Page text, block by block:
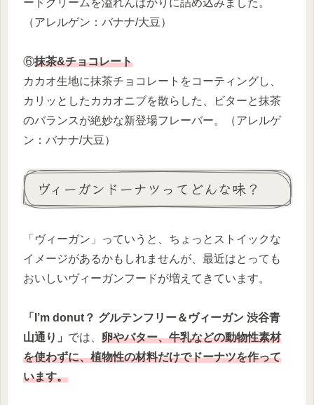
（アレルゲン：バナナ/大豆）
⑥抹茶&チョコレート
カカオ生地に抹茶チョコレートをコーティングし、
カリッとしたカカオニブを散らした、ビターと抹茶
のバランスが絶妙な新登場フレーバー。（アレルゲ
ン：バナナ/大豆）
ヴィーガンドーナツってどんな味？
「ヴィーガン」っていうと、ちょっとストイックな
イメージがあるかもしれませんが、最近はとっても
おいしいヴィーガンフードが増えてきています。
「I’m donut？ グルテンフリー＆ヴィーガン 渋谷青
山通り」 では、 卵やバター、牛乳などの動物性素材
を使わずに、植物性の材料だけでドーナツを作って
います。